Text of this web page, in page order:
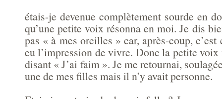
étais-je devenue complètement sourde en
qu’une petite voix résonna en moi. Je dis
pas « à mes oreilles » car, après-coup, c’est
eu l’impression de vivre. Donc la petite
disant « J’ai faim ». Je me retournai,
une de mes filles mais il n’y avait personne.